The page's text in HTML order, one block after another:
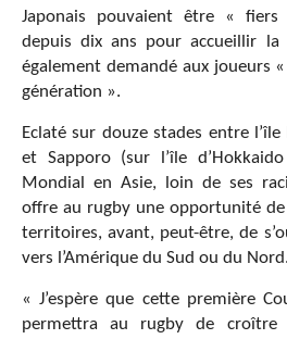
Japonais pouvaient être «
depuis dix ans pour accueillir
également demandé aux joueurs
génération ».
Eclaté sur douze stades entre
et Sapporo (sur l’île
Mondial en Asie, loin de ses
offre au rugby une opportunité
territoires, avant, peut-être, de
vers l’Amérique du Sud ou du Nord.
« J’espère que cette première
permettra au rugby de croître